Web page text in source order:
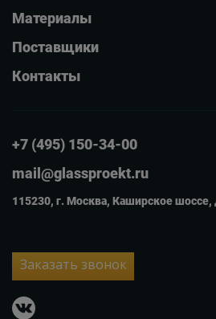
Материалы
Поставщики
Контакты
+7 (495) 150-34-00
mail@glassproekt.ru
115230, г. Москва, Каширское шоссе,
Заказать звонок
vkontakte